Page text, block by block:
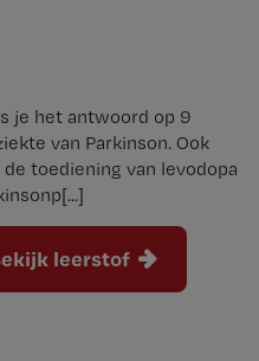
je het antwoord op 9
van Parkinson. Ook
toediening van levodopa
leerstof